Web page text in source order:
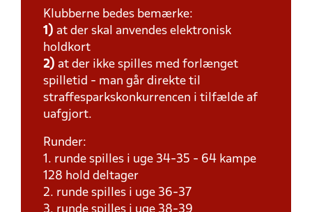
Klubberne bedes bemærke:
1) at der skal anvendes elektronisk
holdkort
2) at der ikke spilles med forlænget
spilletid - man går direkte til
straffesparkskonkurrencen i tilfælde af
uafgjort.
Runder:
1. runde spilles i uge 34-35 - 64 kampe
128 hold deltager
2. runde spilles i uge 36-37
3. runde spilles i uge 38-39